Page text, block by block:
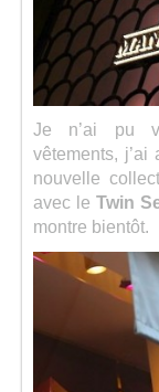
Je n’ai pu
vêtements,
nouvelle
avec le Twin
montre bientôt.